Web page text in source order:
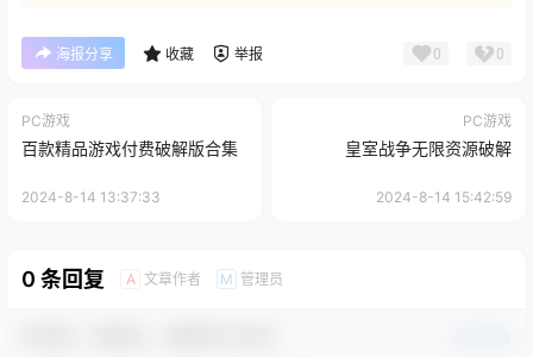
海报分享 收藏 举报 0 0
PC游戏
百款精品游戏付费破解版合集
2024-8-14 13:37:33
PC游戏
皇室战争无限资源破解
2024-8-14 15:42:59
0 条回复 A 文章作者 M 管理员